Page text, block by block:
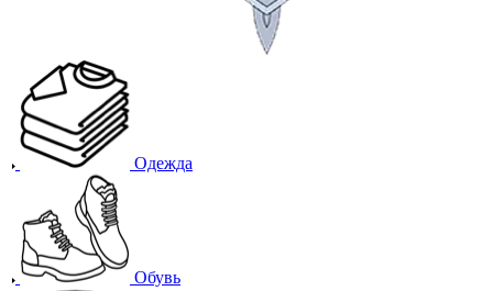
Одежда
Обувь